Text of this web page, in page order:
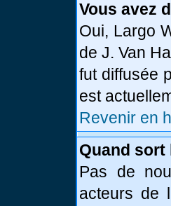
Vous avez
Oui, Largo
de J. Van
fut diffusée
est
Revenir en
Quand sort
Pas de
acteurs de